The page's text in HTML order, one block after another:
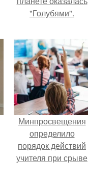
"Голубями".
Минпросвещения
определило
порядок действий
учителя при срыве